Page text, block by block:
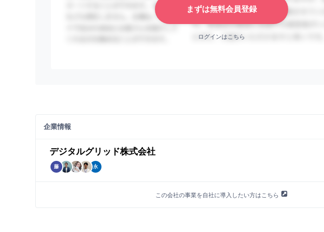
まずは無料会員登録
ログインはこちら
企業情報
デジタルグリッド株式会社
藤 永
この会社の事業を自社に導入したい方はこちら